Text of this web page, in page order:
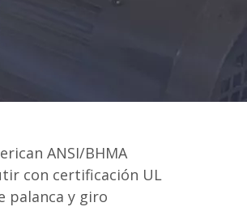
ANSI/BHMA
con certificación UL
palanca y giro